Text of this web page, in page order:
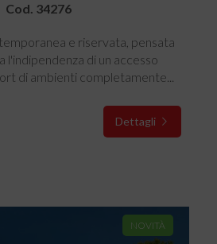
Cod. 34276
e riservata, pensata
l'indipendenza di un accesso
di ambienti completamente...
Dettagli
NOVITÀ